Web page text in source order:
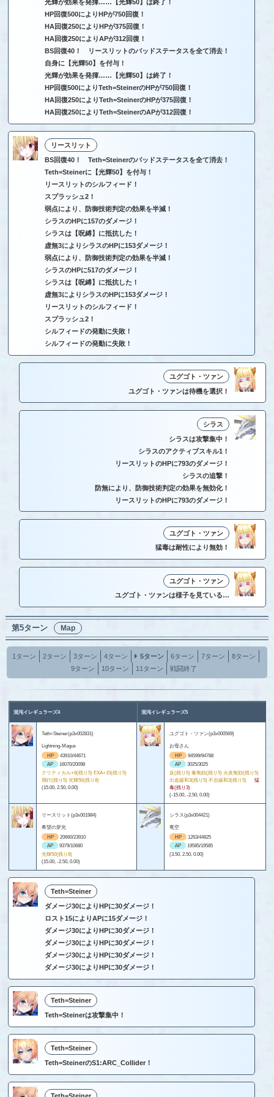
光輝が効果を発揮……【光輝50】は終了！
HP回復500によりHPが750回復！
HA回復250によりHPが375回復！
HA回復250によりAPが312回復！
BS回復40！ リースリットのバッドステータスを全て消去！
自身に【光輝50】を付与！
光輝が効果を発揮……【光輝50】は終了！
HP回復500によりTeth=SteinerのHPが750回復！
HA回復250によりTeth=SteinerのHPが375回復！
HA回復250によりTeth=SteinerのAPが312回復！
リースリット
BS回復40！ Teth=Steinerのバッドステータスを全て消去！
Teth=Steinerに【光輝50】を付与！
リースリットのシルフィード！
スプラッシュ2！
弱点により、防御技術判定の効果を半減！
シラスのHPに157のダメージ！
シラスは【呪縛】に抵抗した！
虚無3によりシラスのHPに153ダメージ！
弱点により、防御技術判定の効果を半減！
シラスのHPに517のダメージ！
シラスは【呪縛】に抵抗した！
虚無3によりシラスのHPに153ダメージ！
リースリットのシルフィード！
スプラッシュ2！
シルフィードの発動に失敗！
シルフィードの発動に失敗！
ユグゴト・ツァン
ユグゴト・ツァンは待機を選択！
シラス
シラスは攻撃集中！
シラスのアクティブスキル1！
リースリットのHPに793のダメージ！
シラスの追撃！
防無により、防御技術判定の効果を無効化！
リースリットのHPに793のダメージ！
ユグゴト・ツァン
猛毒は耐性により無効！
ユグゴト・ツァン
ユグゴト・ツァンは様子を見ている…
第5ターン Map
1ターン 2ターン 3ターン 4ターン 5ターン 6ターン 7ターン
8ターン
9ターン
10ターン 11ターン 戦闘終了
混沌イレギュラーズ4 混沌イレギュラーズ5
Teth=Steiner(p3x002831)
Lightning-Magus
HP
43910/44671
AP
16070/20098
クリティカル+8(残り5) EXA+15(残り5)
飛行(残り5) 光輝50(残り8)
(15.00, 2.50, 0.00)
ユグゴト・ツァン(p3x000569)
お母さん
HP
94599/94788
AP
3025/3025
反(残り5) 毒無効(残り5) 火炎無効(残り5)
出血緩和3(残り5) 不吉緩和3(残り5)
猛
毒(残り3)
(-15.00, -2.50, 0.00)
リースリット(p3x001984)
希望の穿光
HP
20660/23910
AP
9379/10680
光輝50(残り8)
(15.00, -2.50, 0.00)
シラス(p3x004421)
竜空
HP
1263/44825
AP
19585/19585
(3.50, 2.50, 0.00)
Teth=Steiner
ダメージ30によりHPに30ダメージ！
ロスト15によりAPに15ダメージ！
ダメージ30によりHPに30ダメージ！
ダメージ30によりHPに30ダメージ！
ダメージ30によりHPに30ダメージ！
ダメージ30によりHPに30ダメージ！
Teth=Steiner
Teth=Steinerは攻撃集中！
Teth=Steiner
Teth=SteinerのS1:ARC_Collider！